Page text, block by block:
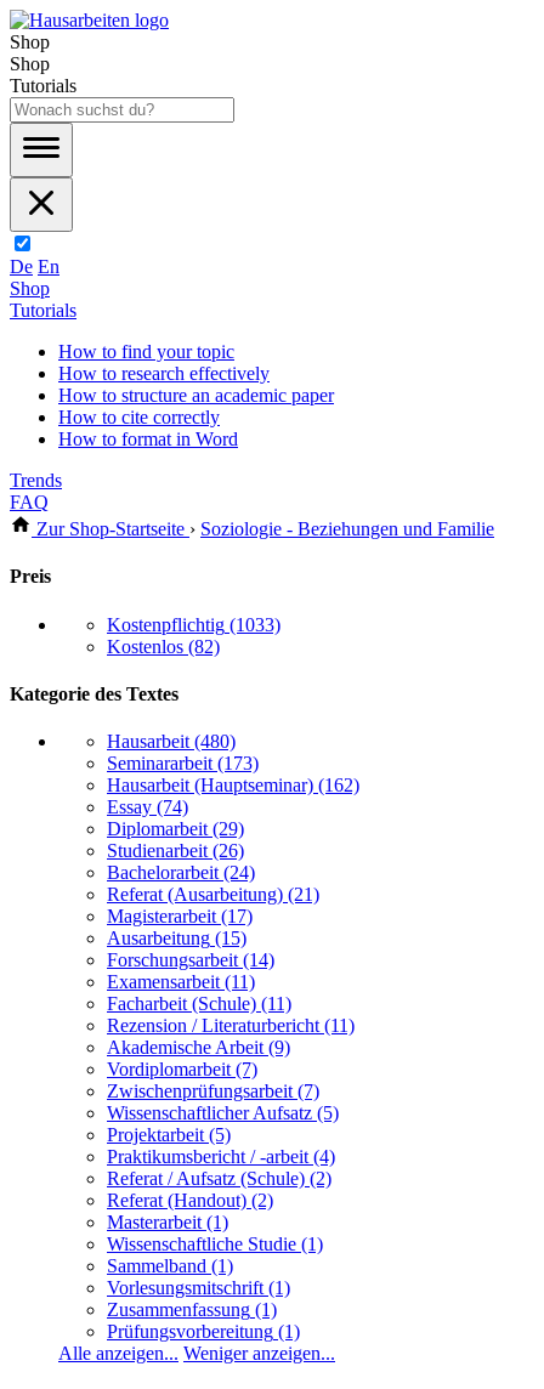
Shop
Shop
Tutorials
De En
Shop
Tutorials
How to find your topic
How to research effectively
How to structure an academic paper
How to cite correctly
How to format in Word
Trends
FAQ
Zur Shop-Startseite › Soziologie - Beziehungen und Familie
Preis
Kostenpflichtig (1033)
Kostenlos (82)
Kategorie des Textes
Hausarbeit (480)
Seminararbeit (173)
Hausarbeit (Hauptseminar) (162)
Essay (74)
Diplomarbeit (29)
Studienarbeit (26)
Bachelorarbeit (24)
Referat (Ausarbeitung) (21)
Magisterarbeit (17)
Ausarbeitung (15)
Forschungsarbeit (14)
Examensarbeit (11)
Facharbeit (Schule) (11)
Rezension / Literaturbericht (11)
Akademische Arbeit (9)
Vordiplomarbeit (7)
Zwischenprüfungsarbeit (7)
Wissenschaftlicher Aufsatz (5)
Projektarbeit (5)
Praktikumsbericht / -arbeit (4)
Referat / Aufsatz (Schule) (2)
Referat (Handout) (2)
Masterarbeit (1)
Wissenschaftliche Studie (1)
Sammelband (1)
Vorlesungsmitschrift (1)
Zusammenfassung (1)
Prüfungsvorbereitung (1)
Alle anzeigen... Weniger anzeigen...